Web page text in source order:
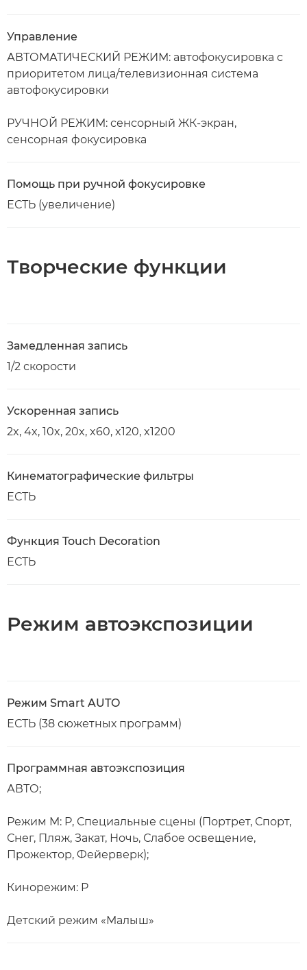
Управление
АВТОМАТИЧЕСКИЙ РЕЖИМ: автофокусировка с
приоритетом лица/телевизионная система
автофокусировки
РУЧНОЙ РЕЖИМ: сенсорный ЖК-экран,
сенсорная фокусировка
Помощь при ручной фокусировке
ЕСТЬ (увеличение)
Творческие функции
Замедленная запись
1/2 скорости
Ускоренная запись
2x, 4x, 10x, 20x, x60, x120, x1200
Кинематографические фильтры
ЕСТЬ
Функция Touch Decoration
ЕСТЬ
Режим автоэкспозиции
Режим Smart AUTO
ЕСТЬ (38 сюжетных программ)
Программная автоэкспозиция
АВТО;
Режим M: P, Специальные сцены (Портрет, Спорт,
Снег, Пляж, Закат, Ночь, Слабое освещение,
Прожектор, Фейерверк);
Кинорежим: P
Детский режим «Малыш»